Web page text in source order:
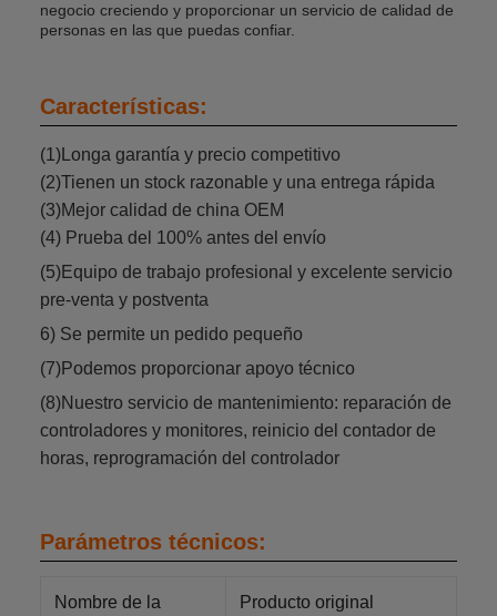
negocio creciendo y proporcionar un servicio de calidad de
personas en las que puedas confiar.
Características:
(1)Longa garantía y precio competitivo
(2)Tienen un stock razonable y una entrega rápida
(3)Mejor calidad de china OEM
(4) Prueba del 100% antes del envío
(5)Equipo de trabajo profesional y excelente servicio
pre-venta y postventa
6) Se permite un pedido pequeño
(7)Podemos proporcionar apoyo técnico
(8)Nuestro servicio de mantenimiento: reparación de
controladores y monitores, reinicio del contador de
horas, reprogramación del controlador
Parámetros técnicos:
Nombre de la
Producto original